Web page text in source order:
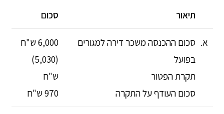
תיאור סכום
א.​ סכום ההכנסה משכר דירה למגורים
בפועל
תקרת הפטור
סכום העודף על התקרה
6,000 ש"ח
(5,030)
ש"ח
970 ש"ח